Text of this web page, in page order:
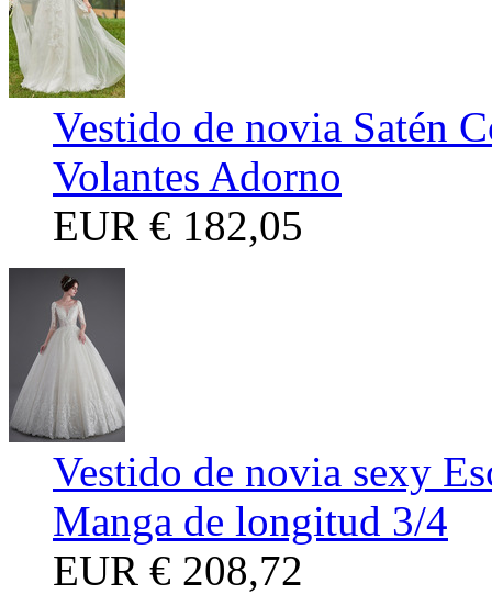
Vestido de novia Satén
Volantes Adorno
EUR € 182,05
Vestido de novia sexy
Manga de longitud 3/4
EUR € 208,72